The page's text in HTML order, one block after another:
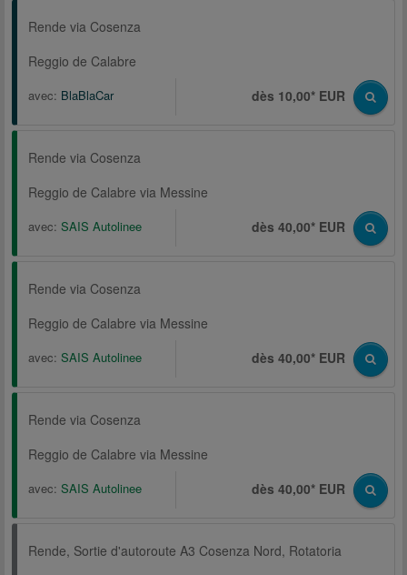
Rende via Cosenza
Reggio de Calabre
avec: BlaBlaCar dès 10,00* EUR
Rende via Cosenza
Reggio de Calabre via Messine
avec: SAIS Autolinee dès 40,00* EUR
Rende via Cosenza
Reggio de Calabre via Messine
avec: SAIS Autolinee dès 40,00* EUR
Rende via Cosenza
Reggio de Calabre via Messine
avec: SAIS Autolinee dès 40,00* EUR
Rende, Sortie d'autoroute A3 Cosenza Nord, Rotatoria